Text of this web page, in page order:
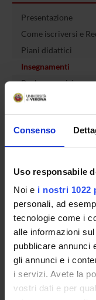
Consenso
Uso responsabile
Noi e i nostri 1022
personali, ad
tecnologie come i
alle informazioni
pubblicare annunci
gli annunci e i
i servizi. Avete la
vostri dati e per
Presentazione
Come iscriversi e
Piani didattici
Insegnamenti
Bacheca avvisi
Organi collegiali e di
Rete formativa
OFFERTA
SEMESTRE FILTRO
CORSI DI LAUREA
CORSI DI LAUREA